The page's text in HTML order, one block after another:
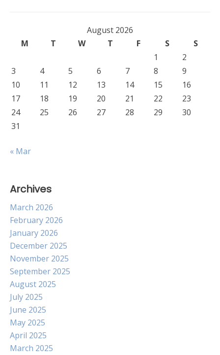
August 2026
M
T W T F S
S
1
2
3
4 5 6 7 8
9
10
11 12 13 14 15
16
17
18 19 20 21 22
23
24
25 26 27 28 29
30
31
« Mar
Archives
March 2026
February 2026
January 2026
December 2025
November 2025
September 2025
August 2025
July 2025
June 2025
May 2025
April 2025
March 2025